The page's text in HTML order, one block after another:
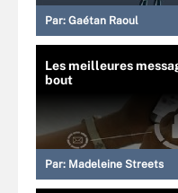
Par: Gaétan Raoul
Les meilleures
bout
Par: Madeleine Streets